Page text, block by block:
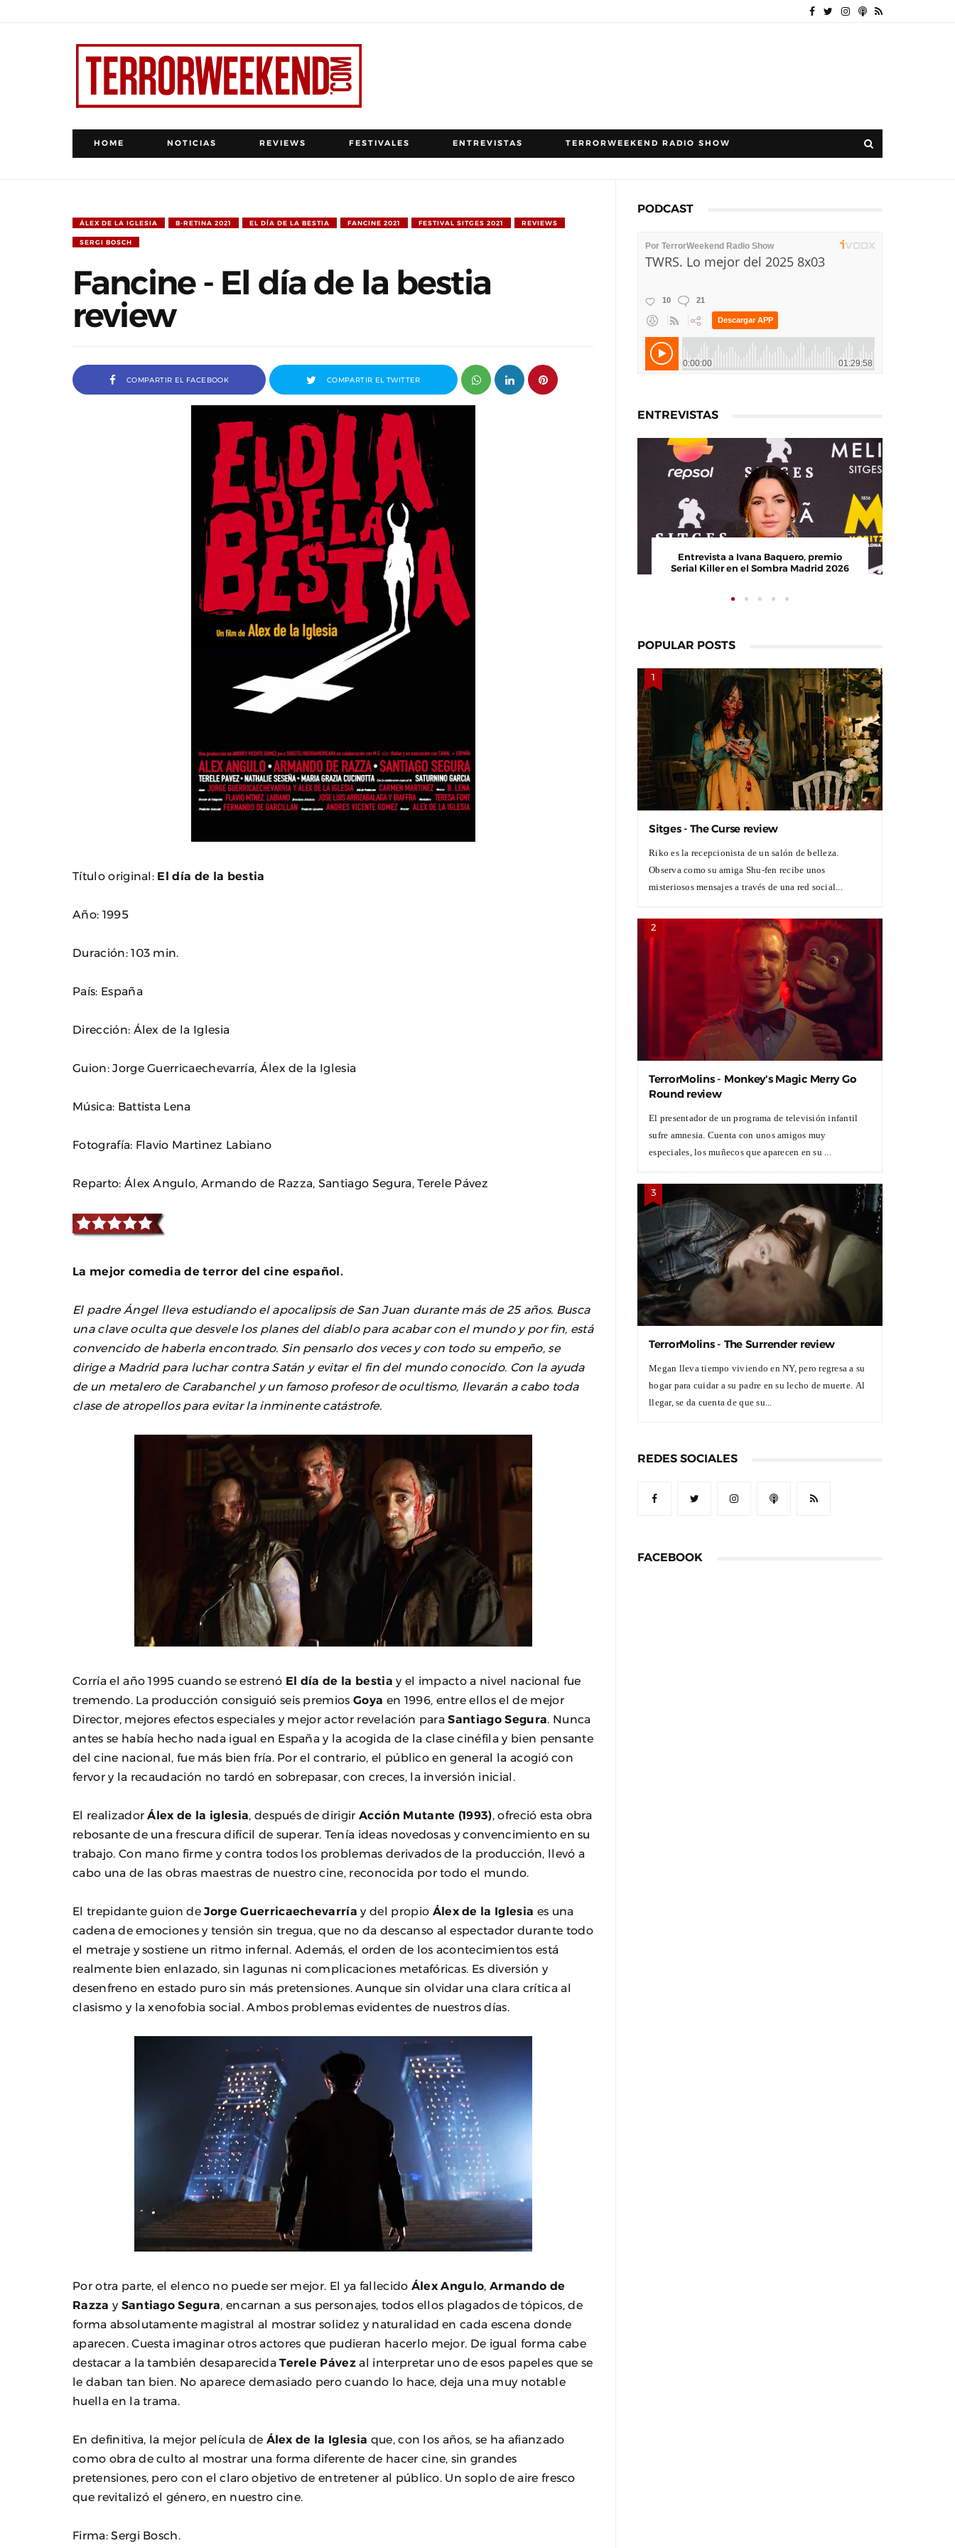
HOME NOTICIAS REVIEWS FESTIVALES ENTREVISTAS TERRORWEEKEND RADIO SHOW
ÁLEX DE LA IGLESIA B-RETINA 2021 EL DÍA DE LA BESTIA FANCINE 2021 FESTIVAL SITGES 2021 REVIEWS
SERGI BOSCH
Fancine - El día de la bestia
review
COMPARTIR EL FACEBOOK COMPARTIR EL TWITTER
Título original: El día de la bestia
Año: 1995
Duración: 103 min.
País: España
Dirección: Álex de la Iglesia
Guion: Jorge Guerricaechevarría, Álex de la Iglesia
Música: Battista Lena
Fotografía: Flavio Martinez Labiano
Reparto: Álex Angulo, Armando de Razza, Santiago Segura, Terele Pávez
La mejor comedia de terror del cine español.
El padre Ángel lleva estudiando el apocalipsis de San Juan durante más de 25 años. Busca
una clave oculta que desvele los planes del diablo para acabar con el mundo y por fin, está
convencido de haberla encontrado. Sin pensarlo dos veces y con todo su empeño, se
dirige a Madrid para luchar contra Satán y evitar el fin del mundo conocido. Con la ayuda
de un metalero de Carabanchel y un famoso profesor de ocultismo, llevarán a cabo toda
clase de atropellos para evitar la inminente catástrofe.
Corría el año 1995 cuando se estrenó El día de la bestia y el impacto a nivel nacional fue
tremendo. La producción consiguió seis premiosGoya en 1996, entre ellos el de mejor
Director, mejores efectos especiales y mejor actor revelación paraSantiago Segura. Nunca
antes se había hecho nada igual en España y la acogida de la clase cinéfila y bien pensante
del cine nacional, fue más bien fría. Por el contrario, el público en general la acogió con
fervor y la recaudación no tardó en sobrepasar, con creces, la inversión inicial.
El realizadorÁlex de la iglesia, después de dirigir Acción Mutante (1993), ofreció esta obra
rebosante de una frescura difícil de superar. Tenía ideas novedosas y convencimiento en su
trabajo. Con mano firme y contra todos los problemas derivados de la producción, llevó a
cabo una de las obras maestras de nuestro cine, reconocida por todo el mundo.
El trepidante guion deJorge Guerricaechevarría y del propio Álex de la Iglesia es una
cadena de emociones y tensión sin tregua, que no da descanso al espectador durante todo
el metraje y sostiene un ritmo infernal. Además, el orden de los acontecimientos está
realmente bien enlazado, sin lagunas ni complicaciones metafóricas. Es diversión y
desenfreno en estado puro sin más pretensiones. Aunque sin olvidar una clara crítica al
clasismo y la xenofobia social. Ambos problemas evidentes de nuestros días.
Por otra parte, el elenco no puede ser mejor. El ya fallecido Álex Angulo Armando de
Razza y Santiago Segura , encarnan a sus personajes, todos ellos plagados de tópicos, de
forma absolutamente magistral al mostrar solidez y naturalidad en cada escena donde
aparecen. Cuesta imaginar otros actores que pudieran hacerlo mejor. De igual forma cabe
destacar a la también desaparecidaTerele Pávez al interpretar uno de esos papeles que se
le daban tan bien. No aparece demasiado pero cuando lo hace, deja una muy notable
huella en la trama.
En definitiva, la mejor película de Álex de la Iglesia que, con los años, se ha afianzado
como obra de culto al mostrar una forma diferente de hacer cine, sin grandes
pretensiones, pero con el claro objetivo de entretener al público. Un soplo de aire fresco
que revitalizó el género, en nuestro cine.
Firma: Sergi Bosch.
PODCAST
ENTREVISTAS
Entrevista a Ivana Baquero, premio
Serial Killer en el Sombra Madrid 2026
Entrevista a Álvaro Pita, director del
Entrevista a Jordi Arencón y Pablo J.
Cosco, codirectores de Amigo Invisible
POPULAR POSTS
Sitges - The Curse review
Riko es la recepcionista de un salón de belleza.
Observa como su amiga Shu-fen recibe unos
misteriosos mensajes a través de una red social...
TerrorMolins - Monkey's Magic Merry Go
Round review
El presentador de un programa de televisión infantil
sufre amnesia. Cuenta con unos amigos muy
especiales, los muñecos que aparecen en su ...
TerrorMolins - The Surrender review
Megan lleva tiempo viviendo en NY, pero regresa a su
hogar para cuidar a su padre en su lecho de muerte. Al
llegar, se da cuenta de que su...
REDES SOCIALES
FACEBOOK